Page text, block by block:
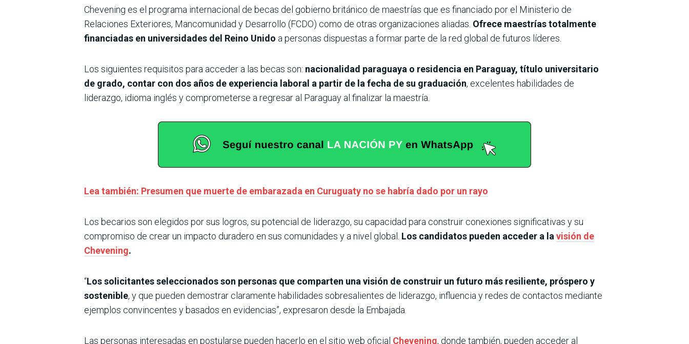
Chevening es el programa internacional de becas del gobierno británico de maestrías que es financiado por el Ministerio de
Relaciones Exteriores, Mancomunidad y Desarrollo (FCDO) como de otras organizaciones aliadas. Ofrece maestrías totalmente
financiadas en universidades del Reino Unido a personas dispuestas a formar parte de la red global de futuros líderes.
Los siguientes requisitos para acceder a las becas son: nacionalidad paraguaya o residencia en Paraguay, título universitario
de grado, contar con dos años de experiencia laboral a partir de la fecha de su graduación, excelentes habilidades de
liderazgo, idioma inglés y comprometerse a regresar al Paraguay al finalizar la maestría.
Lea también: Presumen que muerte de embarazada en Curuguaty no se habría dado por un rayo
Los becarios son elegidos por sus logros, su potencial de liderazgo, su capacidad para construir conexiones significativas y su
compromiso de crear un impacto duradero en sus comunidades y a nivel global. Los candidatos pueden acceder a la visión de
Chevening.
“Los solicitantes seleccionados son personas que comparten una visión de construir un futuro más resiliente, próspero y
sostenible, y que pueden demostrar claramente habilidades sobresalientes de liderazgo, influencia y redes de contactos mediante
ejemplos convincentes y basados en evidencias”, expresaron desde la Embajada.
Las personas interesadas en postularse pueden hacerlo en el sitio web oficial Chevening, donde también, pueden acceder al